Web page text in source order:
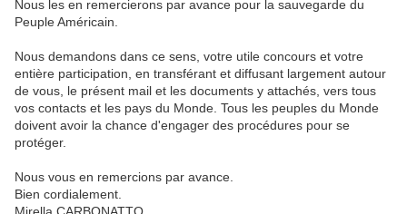
Nous les en remercierons par avance pour la sauvegarde du
Peuple Américain.
Nous demandons dans ce sens, votre utile concours et votre
entière participation, en transférant et diffusant largement autour
de vous, le présent mail et les documents y attachés, vers tous
vos contacts et les pays du Monde. Tous les peuples du Monde
doivent avoir la chance d'engager des procédures pour se
protéger.
Nous vous en remercions par avance.
Bien cordialement.